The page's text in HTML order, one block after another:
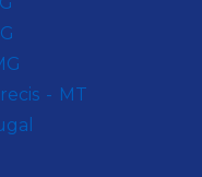
- MT